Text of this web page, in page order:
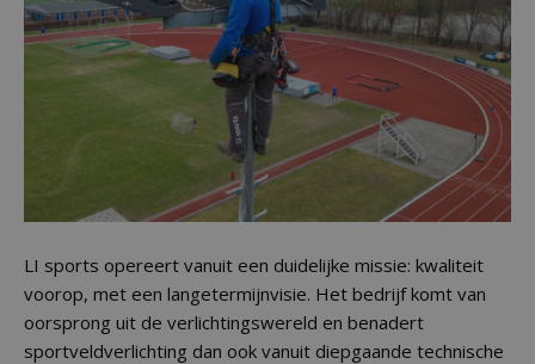
LI sports opereert vanuit een duidelijke missie: kwaliteit
voorop, met een langetermijnvisie. Het bedrijf komt van
oorsprong uit de verlichtingswereld en benadert
sportveldverlichting dan ook vanuit diepgaande technische